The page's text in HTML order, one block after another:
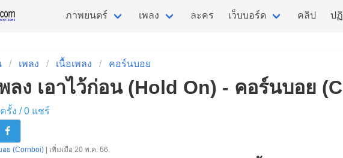
ภาพยนตร์ เพลง ละคร เว็บบอร์ด คลิป ป
เพลง เนื้อเพลง คอร์นบอย
พลง เอาไว้ก่อน (Hold On) - คอร์นบอย
รั้ง /0 แชร์
อย (Cornboi) | เพิ่มเมื่อ 20 พ.ค. 66